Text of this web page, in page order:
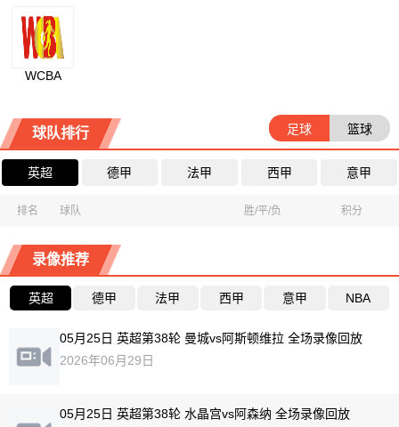
WCBA
球队排行 足球 篮球
英超 德甲 法甲 西甲 意甲
排名 球队 胜/平/负 积分
录像推荐
英超 德甲 法甲 西甲 意甲 NBA
05月25日 英超第38轮 曼城vs阿斯顿维拉 全场录像回放
2026年06月29日
05月25日 英超第38轮 水晶宫vs阿森纳 全场录像回放